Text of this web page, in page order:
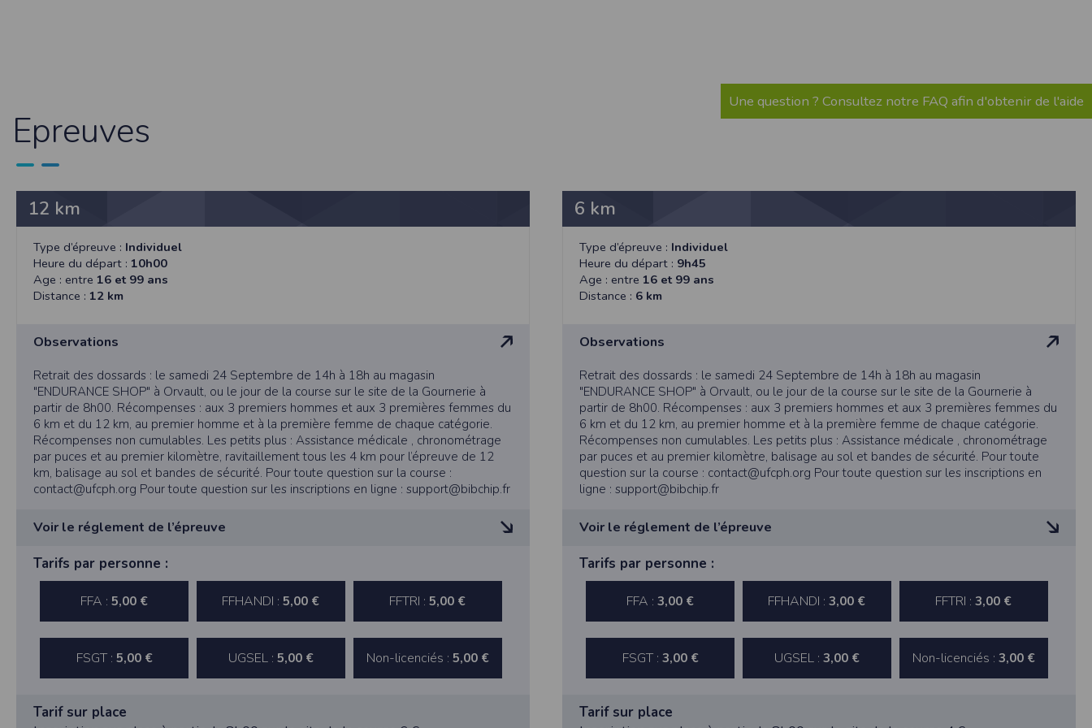
Une question ? Consultez notre FAQ afin d'obtenir de l'aide
Epreuves
12 km
Type d’épreuve : Individuel
Heure du départ : 10h00
Age : entre 16 et 99 ans
Distance : 12 km
Observations
Retrait des dossards : le samedi 24 Septembre de 14h à 18h au magasin
"ENDURANCE SHOP" à Orvault, ou le jour de la course sur le site de la Gournerie à
partir de 8h00. Récompenses : aux 3 premiers hommes et aux 3 premières femmes du
6 km et du 12 km, au premier homme et à la première femme de chaque catégorie.
Récompenses non cumulables. Les petits plus : Assistance médicale , chronométrage
par puces et au premier kilomètre, ravitaillement tous les 4 km pour l’épreuve de 12
km, balisage au sol et bandes de sécurité. Pour toute question sur la course :
contact@ufcph.org Pour toute question sur les inscriptions en ligne : support@bibchip.fr
Voir le réglement de l’épreuve
Art. 1 - Conformément au règlement FFA, les coureurs non licenciés joindront
obligatoirement à leur bulletin d’engagement un certificat médical de non contre-
indication à la pratique de l’athlétisme en compétition datant de moins d’un an ou sa
copie certifiée conforme de sa main et signée.
Les coureurs licenciés FFA indiqueront le numéro de leur licence.
Lors de la remise des dossards, seuls les justificatifs papiers des licences et certificats
médicaux seront acceptés, pas les copies numériques.
Les organisateurs sont couverts par une assurance responsabilité civile. Ils déclinent
Art. 2 - Une assistance médicale est assurée par les secouristes.
Tarifs par personne :
FFA :5,00 € FFHANDI :5,00 € FFTRI :5,00 €
FSGT : 5,00 € UGSEL : 5,00 € Non-licenciés : 5,00 €
Tarif sur place
6 km
Type d’épreuve : Individuel
Heure du départ : 9h45
Age : entre 16 et 99 ans
Distance : 6 km
Observations
Retrait des dossards : le samedi 24 Septembre de 14h à 18h au magasin
"ENDURANCE SHOP" à Orvault, ou le jour de la course sur le site de la Gournerie à
partir de 8h00. Récompenses : aux 3 premiers hommes et aux 3 premières femmes du
6 km et du 12 km, au premier homme et à la première femme de chaque catégorie.
Récompenses non cumulables. Les petits plus : Assistance médicale , chronométrage
par puces et au premier kilomètre, balisage au sol et bandes de sécurité. Pour toute
question sur la course : contact@ufcph.org Pour toute question sur les inscriptions en
ligne : support@bibchip.fr
Voir le réglement de l’épreuve
Art. 1 - Conformément au règlement FFA, les coureurs non licenciés joindront
obligatoirement à leur bulletin d’engagement un certificat médical de non contre-
indication à la pratique de l’athlétisme en compétition datant de moins d’un an ou sa
copie certifiée conforme de sa main et signée.
Les coureurs licenciés FFA indiqueront le numéro de leur licence.
Lors de la remise des dossards, seuls les justificatifs papiers des licences et certificats
médicaux seront acceptés, pas les copies numériques.
Les organisateurs sont couverts par une assurance responsabilité civile. Ils déclinent
Art. 2 - Une assistance médicale est assurée par les secouristes.
Tarifs par personne :
FFA :3,00 € FFHANDI :3,00 € FFTRI :3,00 €
FSGT : 3,00 € UGSEL : 3,00 € Non-licenciés : 3,00 €
Tarif sur place
sécurisation des mots de passe. Enfin, les communications entre nos différents serveurs se font sur un réseau privé qui n’est pas accessible depuis l’extérieur.
Afin de gérer les cookies au plus près de vos attentes nous vous invitons à paramétrer votre navigateur en tenant compte de la finalité des cookies.
Sous l'onglet
Cliquez sur le bouton
Dans votre navigateur, choisissez le menuÉdition > Préférences
Cliquez surSécurité.
Cliquez sur Afficher les cookies.
Google Chrome
Cliquez sur l'icône du menu Outils.
SélectionnezOptions.
Cliquez sur l'ongletOptions avancéeset accédez à la section Confidentialité
Cliquez sur le boutonAfficher les cookies.
Politique d'utilisation des cookies
Un cookie est un petit fichier texte envoyé à votre navigateur depuis nos serveurs, que vous utilisiez un ordinateur, une tablette ou un smartphone.
certaines de vos préférences ou encore compter les visiteurs d'une page.
Timepulse se conforme à la nouvelle directive européenne : La RGPD A ce titre, un DPO a été nommé : contact@timepulse.run
La collecte et la conservation des données
Conformément à la loi du 6 janvier 1978 relative à l'informatique et aux libertés, modifiée en août 2004, le présent site à été déclaré à la Commission Nationale de
collectées automatiquement par le site nous permettent d'effectuer des statistiques quant à la consultation de ses pages web, et d'effectuer une localisation
géographique partielle des utilisateurs. Les données collectées et ultérieurement traitées par nos soins sont celles que vous nous transmettez volontairement